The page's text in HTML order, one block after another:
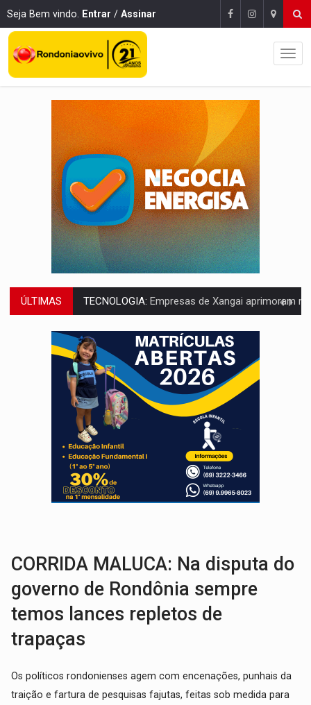
Seja Bem vindo. Entrar / Assinar
ÚLTIMAS PROTEGE A TERRA:China descobre como explodir asteroide com bomba
VÍDEO:Motociclista morre após bater na traseira de
PARECE UM NUGGET: Essa receita com frango virou o meu
EMPREENDEDORISMO:7 negócios que podem começar com pouco dinheiro e
GIGANTE DA AMÉRICA: Brasil reúne dimensão continental e posição
INDEPENDÊNCIA: 10 dicas importantes para quem quer
VARCENA: Cientistas descobrem nova espécie de rã em florestas
BARGANHA: Vai comprar celular usado? Veja como consultar o
CORRIDA MALUCA: Na disputa do
governo de Rondônia sempre
temos lances repletos de
trapaças
Os políticos rondonienses agem com encenações, punhais da
traição e fartura de pesquisas fajutas, feitas sob medida para